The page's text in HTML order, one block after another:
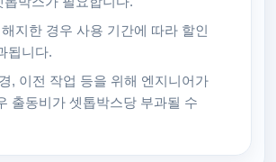
지한 경우 사용 기간에 따라 할인
됩니다.
, 이전 작업 등을 위해 엔지니어가
출동비가 셋톱박스당 부과될 수